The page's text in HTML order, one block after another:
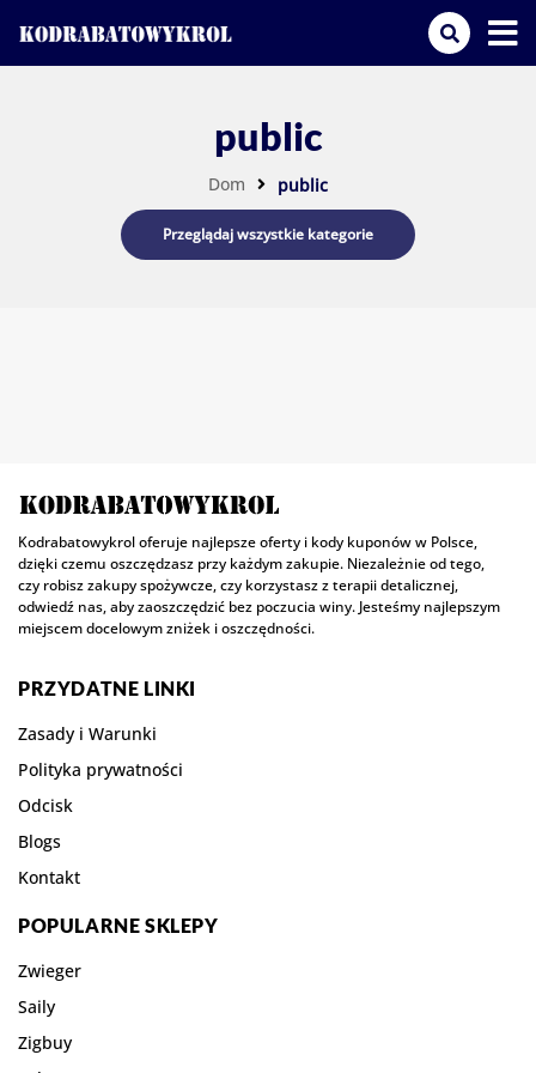
public
Dom public
Przeglądaj wszystkie kategorie
Kodrabatowykrol oferuje najlepsze oferty i kody kuponów w Polsce,
dzięki czemu oszczędzasz przy każdym zakupie. Niezależnie od tego,
czy robisz zakupy spożywcze, czy korzystasz z terapii detalicznej,
odwiedź nas, aby zaoszczędzić bez poczucia winy. Jesteśmy najlepszym
miejscem docelowym zniżek i oszczędności.
PRZYDATNE LINKI
Zasady i Warunki
Polityka prywatności
Odcisk
Blogs
Kontakt
POPULARNE SKLEPY
Zwieger
Saily
Zigbuy